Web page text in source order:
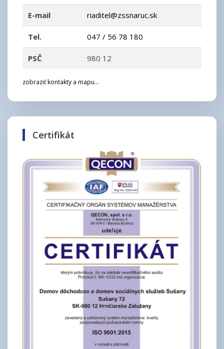
E-mail riaditel@zssnaruc.sk
Tel. 047 / 56 78 180
PSČ 980 12
zobraziť kontakty a mapu...
Certifikát